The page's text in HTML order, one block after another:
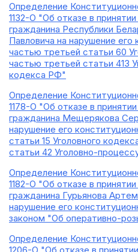
Определение
1132-О "Об отказе в
гражданина Республики
Павловича на нарушение его
частью третьей статьи 60
частью третьей статьи 413
кодекса РФ"
Определение
1178-О "Об отказе в
гражданина Мещерякова
нарушение его
статьи 15 Уголовного
статьи 42 Уголовно-
Определение
1182-О "Об отказе в
гражданина Гурьянова
нарушение его
законом "Об оперативно-
Определение